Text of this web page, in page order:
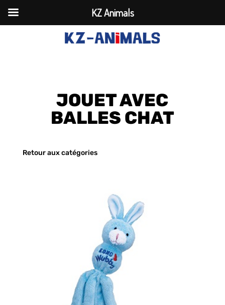
JOUET AVEC
BALLES CHAT
Retour aux catégories
KZ Animals